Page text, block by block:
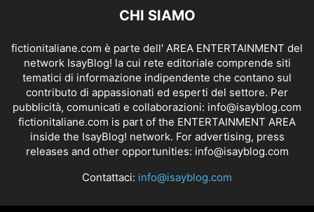
CHI SIAMO
fictionitaliane.com è parte dell' AREA ENTERTAINMENT del
network IsayBlog! la cui rete editoriale comprende siti
tematici di informazione indipendente che contano sul
contributo di appassionati ed esperti del settore. Per
pubblicità, comunicati e collaborazioni: info@isayblog.com
fictionitaliane.com is part of the ENTERTAINMENT AREA
inside the IsayBlog! network. For advertising, press
releases and other opportunities: info@isayblog.com
Contattaci: info@isayblog.com